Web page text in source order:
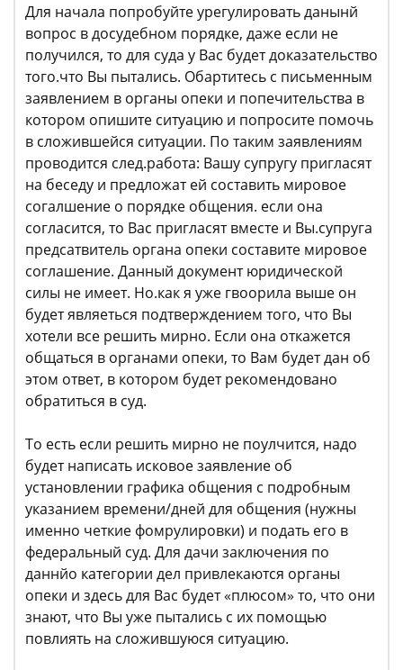
Для начала попробуйте урегулировать данынй
вопрос в досудебном порядке, даже если не
получился, то для суда у Вас будет доказательство
того.что Вы пытались. Обартитесь с письменным
заявлением в органы опеки и попечительства в
котором опишите ситуацию и попросите помочь
в сложившейся ситуации. По таким заявлениям
проводится след.работа: Вашу супругу пригласят
на беседу и предложат ей составить мировое
согалшение о порядке общения. если она
согласится, то Вас пригласят вместе и Вы.супруга
предсатвитель органа опеки составите мировое
соглашение. Данный документ юридической
силы не имеет. Но.как я уже гвоорила выше он
будет являеться подтверждением того, что Вы
хотели все решить мирно. Если она откажется
общаться в органами опеки, то Вам будет дан об
этом ответ, в котором будет рекомендовано
обратиться в суд.
То есть если решить мирно не поулчится, надо
будет написать исковое заявление об
установлении графика общения с подробным
указанием времени/дней для общения (нужны
именно четкие фомрулировки) и подать его в
федеральный суд. Для дачи заключения по
даннйо категории дел привлекаются органы
опеки и здесь для Вас будет «плюсом» то, что они
знают, что Вы уже пытались с их помощью
повлиять на сложившуюся ситуацию.